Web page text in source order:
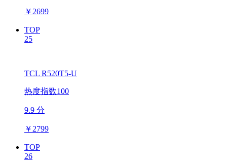
￥ 2699
TOP
25
TCL R520T5-U
热度指数100
9.9 分
￥ 2799
TOP
26